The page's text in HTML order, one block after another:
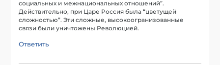
социальных и межнациональных отношений”.
Действительно, при Царе Россия была “цветущей
сложностью”. Эти сложные, высокоогранизованные
связи были уничтожены Революцией.
Ответить